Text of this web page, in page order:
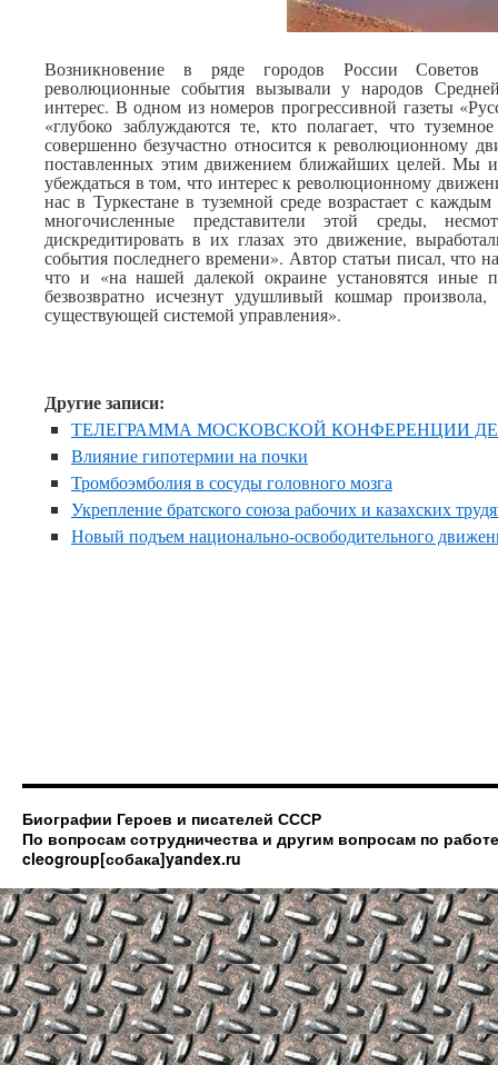
Возникновение в ряде городов России Советов
революционные события вызывали у народов
интерес. В одном из номеров прогрессивной газеты
«глубоко заблуждаются те, кто полагает, что
совершенно безучастно относится к революционному
поставленных этим движением ближайших целей. Мы
убеждаться в том, что интерес к революционному
нас в Туркестане в туземной среде возрастает с
многочисленные представители этой среды,
дискредитировать в их глазах это движение,
события последнего времени». Автор статьи писал, что
что и «на нашей далекой окраине установятся иные
безвозвратно исчезнут удушливый кошмар
существующей системой управления».
Другие записи:
ТЕЛЕГРАММА МОСКОВСКОЙ КОНФЕРЕНЦИИ
Влияние гипотермии на почки
Тромбоэмболия в сосуды головного мозга
Укрепление братского союза рабочих и казахских
Новый подъем национально-освободительного
Биографии Героев и писателей СССР
По вопросам сотрудничества и другим вопросам по
cleogroup[собака]yandex.ru